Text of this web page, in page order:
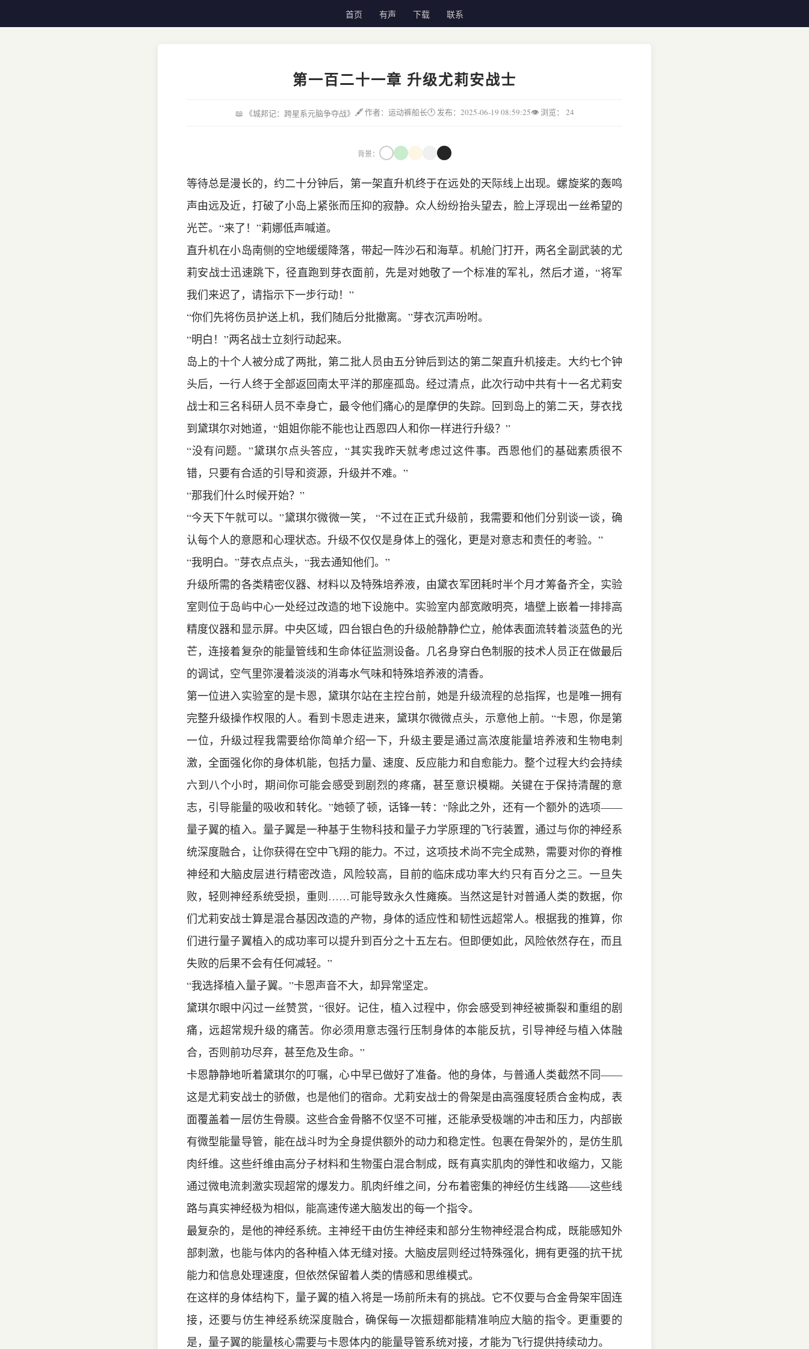
首页 有声 下载 联系
第一百二十一章 升级尤莉安战士
📖 《城邦记：跨星系元脑争夺战》 🖋 作者：运动裤船长🕐 发布：2025-06-19 08:59:25👁 浏览： 24
背景：
等待总是漫长的，约二十分钟后，第一架直升机终于在远处的天际线上出现。螺旋桨的轰鸣
声由远及近，打破了小岛上紧张而压抑的寂静。众人纷纷抬头望去，脸上浮现出一丝希望的
光芒。“来了！”莉娜低声喊道。
直升机在小岛南侧的空地缓缓降落，带起一阵沙石和海草。机舱门打开，两名全副武装的尤
莉安战士迅速跳下，径直跑到芽衣面前，先是对她敬了一个标准的军礼，然后才道，“将军
我们来迟了，请指示下一步行动！”
“你们先将伤员护送上机，我们随后分批撤离。”芽衣沉声吩咐。
“明白！”两名战士立刻行动起来。
岛上的十个人被分成了两批，第二批人员由五分钟后到达的第二架直升机接走。大约七个钟
头后，一行人终于全部返回南太平洋的那座孤岛。经过清点，此次行动中共有十一名尤莉安
战士和三名科研人员不幸身亡，最令他们痛心的是摩伊的失踪。回到岛上的第二天，芽衣找
到黛琪尔对她道，“姐姐你能不能也让西恩四人和你一样进行升级？”
“没有问题。”黛琪尔点头答应，“其实我昨天就考虑过这件事。西恩他们的基础素质很不
错，只要有合适的引导和资源，升级并不难。”
“那我们什么时候开始？”
“今天下午就可以。”黛琪尔微微一笑， “不过在正式升级前，我需要和他们分别谈一谈，确
认每个人的意愿和心理状态。升级不仅仅是身体上的强化，更是对意志和责任的考验。”
“我明白。”芽衣点点头，“我去通知他们。”
升级所需的各类精密仪器、材料以及特殊培养液，由黛衣军团耗时半个月才筹备齐全，实验
室则位于岛屿中心一处经过改造的地下设施中。实验室内部宽敞明亮，墙壁上嵌着一排排高
精度仪器和显示屏。中央区域，四台银白色的升级舱静静伫立，舱体表面流转着淡蓝色的光
芒，连接着复杂的能量管线和生命体征监测设备。几名身穿白色制服的技术人员正在做最后
的调试，空气里弥漫着淡淡的消毒水气味和特殊培养液的清香。
第一位进入实验室的是卡恩，黛琪尔站在主控台前，她是升级流程的总指挥，也是唯一拥有
完整升级操作权限的人。看到卡恩走进来，黛琪尔微微点头，示意他上前。“卡恩，你是第
一位，升级过程我需要给你简单介绍一下，升级主要是通过高浓度能量培养液和生物电刺
激，全面强化你的身体机能，包括力量、速度、反应能力和自愈能力。整个过程大约会持续
六到八个小时，期间你可能会感受到剧烈的疼痛，甚至意识模糊。关键在于保持清醒的意
志，引导能量的吸收和转化。”她顿了顿，话锋一转：“除此之外，还有一个额外的选项——
量子翼的植入。量子翼是一种基于生物科技和量子力学原理的飞行装置，通过与你的神经系
统深度融合，让你获得在空中飞翔的能力。不过，这项技术尚不完全成熟，需要对你的脊椎
神经和大脑皮层进行精密改造，风险较高，目前的临床成功率大约只有百分之三。一旦失
败，轻则神经系统受损，重则……可能导致永久性瘫痪。当然这是针对普通人类的数据，你
们尤莉安战士算是混合基因改造的产物，身体的适应性和韧性远超常人。根据我的推算，你
们进行量子翼植入的成功率可以提升到百分之十五左右。但即便如此，风险依然存在，而且
失败的后果不会有任何减轻。”
“我选择植入量子翼。”卡恩声音不大，却异常坚定。
黛琪尔眼中闪过一丝赞赏，“很好。记住，植入过程中，你会感受到神经被撕裂和重组的剧
痛，远超常规升级的痛苦。你必须用意志强行压制身体的本能反抗，引导神经与植入体融
合，否则前功尽弃，甚至危及生命。”
卡恩静静地听着黛琪尔的叮嘱，心中早已做好了准备。他的身体，与普通人类截然不同——
这是尤莉安战士的骄傲，也是他们的宿命。尤莉安战士的骨架是由高强度轻质合金构成，表
面覆盖着一层仿生骨膜。这些合金骨骼不仅坚不可摧，还能承受极端的冲击和压力，内部嵌
有微型能量导管，能在战斗时为全身提供额外的动力和稳定性。包裹在骨架外的，是仿生肌
肉纤维。这些纤维由高分子材料和生物蛋白混合制成，既有真实肌肉的弹性和收缩力，又能
通过微电流刺激实现超常的爆发力。肌肉纤维之间，分布着密集的神经仿生线路——这些线
路与真实神经极为相似，能高速传递大脑发出的每一个指令。
最复杂的，是他的神经系统。主神经干由仿生神经束和部分生物神经混合构成，既能感知外
部刺激，也能与体内的各种植入体无缝对接。大脑皮层则经过特殊强化，拥有更强的抗干扰
能力和信息处理速度，但依然保留着人类的情感和思维模式。
在这样的身体结构下，量子翼的植入将是一场前所未有的挑战。它不仅要与合金骨架牢固连
接，还要与仿生神经系统深度融合，确保每一次振翅都能精准响应大脑的指令。更重要的
是，量子翼的能量核心需要与卡恩体内的能量导管系统对接，才能为飞行提供持续动力。